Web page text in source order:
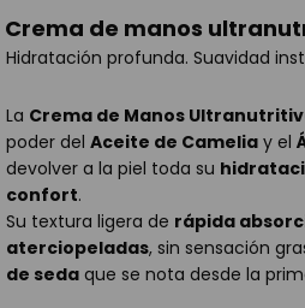
Crema de manos
Hidratación profunda. Suavidad
La Crema de Manos
poder del Aceite de Camelia y el
devolver a la piel toda su
confort.
Su textura ligera de rápida
aterciopeladas, sin sensación
de seda que se nota desde la